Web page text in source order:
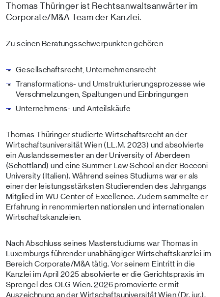
Thomas Thüringer ist Rechtsanwaltsanwärter im
Corporate/M&A Team der Kanzlei.
Zu seinen Beratungsschwerpunkten gehören
Gesellschaftsrecht, Unternehmensrecht
Transformations- und Umstrukturierungsprozesse wie
Verschmelzungen, Spaltungen und Einbringungen
Unternehmens- und Anteilskäufe
Thomas Thüringer studierte Wirtschaftsrecht an der
Wirtschaftsuniversität Wien (LL.M. 2023) und absolvierte
ein Auslandssemester an der University of Aberdeen
(Schottland) und eine Summer Law School an der Bocconi
University (Italien). Während seines Studiums war er als
einer der leistungsstärksten Studierenden des Jahrgangs
Mitglied im WU Center of Excellence. Zudem sammelte er
Erfahrung in renommierten nationalen und internationalen
Wirtschaftskanzleien.
Nach Abschluss seines Masterstudiums war Thomas in
Luxemburgs führender unabhängiger Wirtschaftskanzlei im
Bereich Corporate/M&A tätig. Vor seinem Eintritt in die
Kanzlei im April 2025 absolvierte er die Gerichtspraxis im
Sprengel des OLG Wien. 2026 promovierte er mit
Auszeichnung an der Wirtschaftsuniversität Wien (Dr. iur.).